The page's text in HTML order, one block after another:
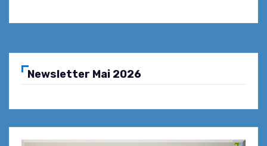
Newsletter Mai 2026